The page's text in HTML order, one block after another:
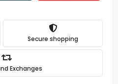
Secure shopping
Exchanges